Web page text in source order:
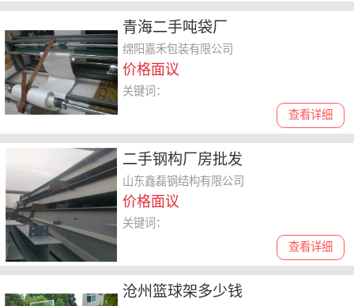
青海二手吨袋厂
绵阳嘉禾包装有限公司
价格面议
查看详细
关键词：
二手钢构厂房​批发
山东鑫磊钢结构有限公司
价格面议
查看详细
关键词：
沧州篮球架多少钱